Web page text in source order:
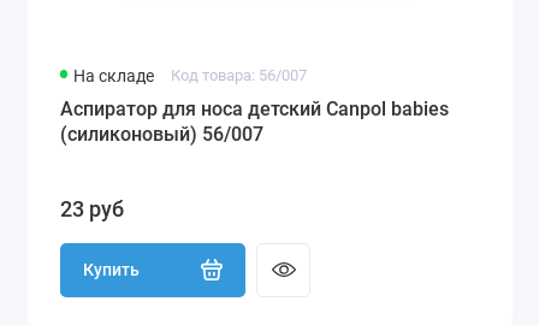
На складе Код товара: 56/007
Аспиратор для носа детский Canpol babies
(силиконовый) 56/007
23 руб
Купить